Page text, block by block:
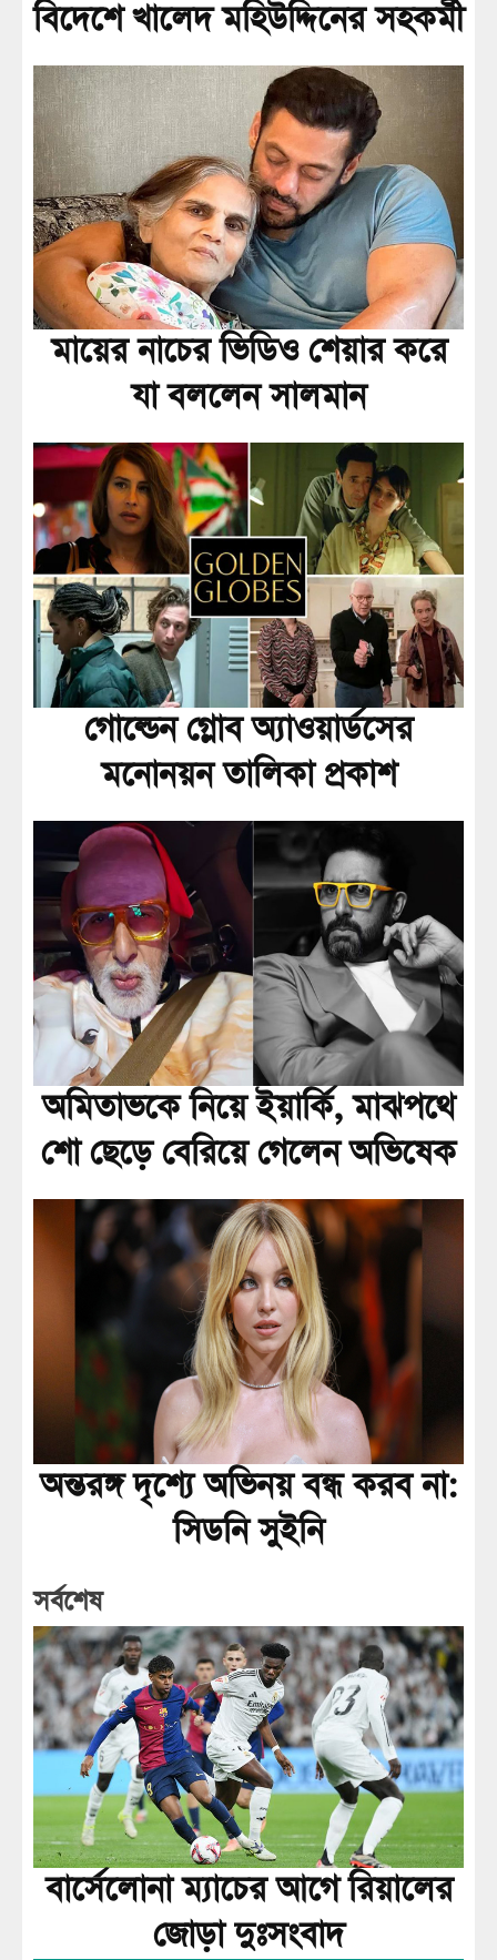
বিদেশে খালেদ মহিউদ্দিনের সহকর্মী
মায়ের নাচের ভিডিও শেয়ার করে
যা বললেন সালমান
গোল্ডেন গ্লোব অ্যাওয়ার্ডসের
মনোনয়ন তালিকা প্রকাশ
অমিতাভকে নিয়ে ইয়ার্কি, মাঝপথে
শো ছেড়ে বেরিয়ে গেলেন অভিষেক
অন্তরঙ্গ দৃশ্যে অভিনয় বন্ধ করব না:
সিডনি সুইনি
সর্বশেষ
বার্সেলোনা ম্যাচের আগে রিয়ালের
জোড়া দুঃসংবাদ